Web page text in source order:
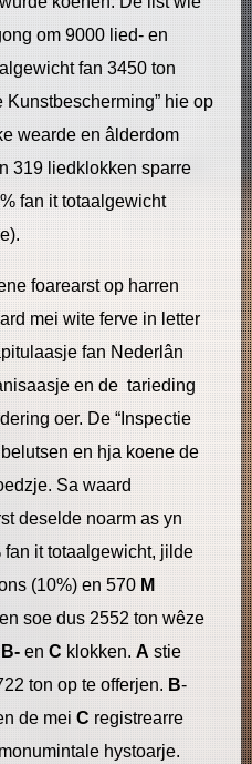
om 9000 lied- en
fan 3450 ton
Kunstbescherming” hie op
wearde en âlderdom
319 liedklokken sparre
fan it totaalgewicht
foarearst op harren
mei wite ferve in letter
fan Nederlân
en de tarieding
oer. De “Inspectie
en hja koene de
Sa waard
deselde noarm as yn
it totaalgewicht, jilde
(10%) en 570 M
soe dus 2552 ton wêze
B- en C klokken. A stie
ton op te offerjen. B-
de mei C registrearre
hystoarje.